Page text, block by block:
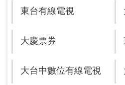
東台有線電視
大慶票券
大台中數位有線電視